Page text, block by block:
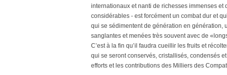
internationaux et nanti de richesses immenses
considérables - est forcément un combat dur et
qui se sédimentent de génération en génération,
sanglantes et menées très souvent avec de
C’est à la fin qu’il faudra cueillir les fruits et
qui se seront conservés, cristallisés, condensés
efforts et les contributions des Milliers des